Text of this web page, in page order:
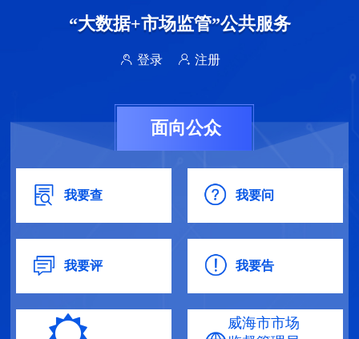
“大数据+市场监管”公共服务
登录 注册
面向公众
我要查 我要问
我要评 我要告
威海市市场